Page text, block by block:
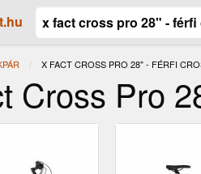
JELENLEGI:
X FACT CROSS PRO 28" - FÉRFI
Cross Pro